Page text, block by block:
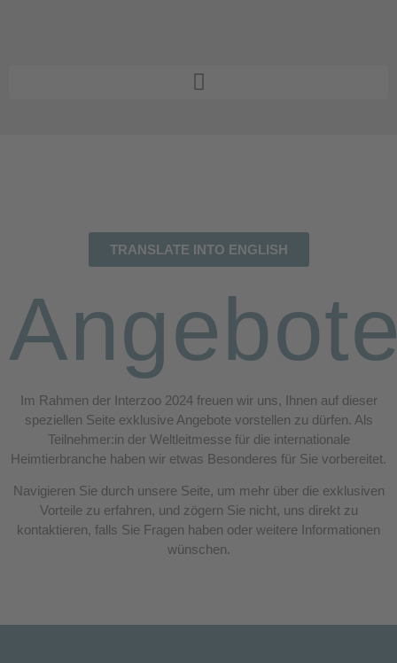
TRANSLATE INTO ENGLISH
Im Rahmen der Interzoo 2024 freuen wir uns, Ihnen auf dieser
speziellen Seite exklusive Angebote vorstellen zu dürfen. Als
Teilnehmer:in der Weltleitmesse für die internationale
Heimtierbranche haben wir etwas Besonderes für Sie vorbereitet.
Navigieren Sie durch unsere Seite, um mehr über die exklusiven
Vorteile zu erfahren, und zögern Sie nicht, uns direkt zu
kontaktieren, falls Sie Fragen haben oder weitere Informationen
wünschen.